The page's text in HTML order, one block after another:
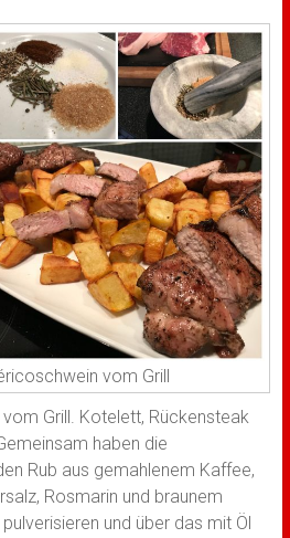
vom Grill
Grill. Kotelett, Rückensteak
haben die
Rub aus gemahlenem Kaffee,
Rosmarin und braunem
und über das mit Öl